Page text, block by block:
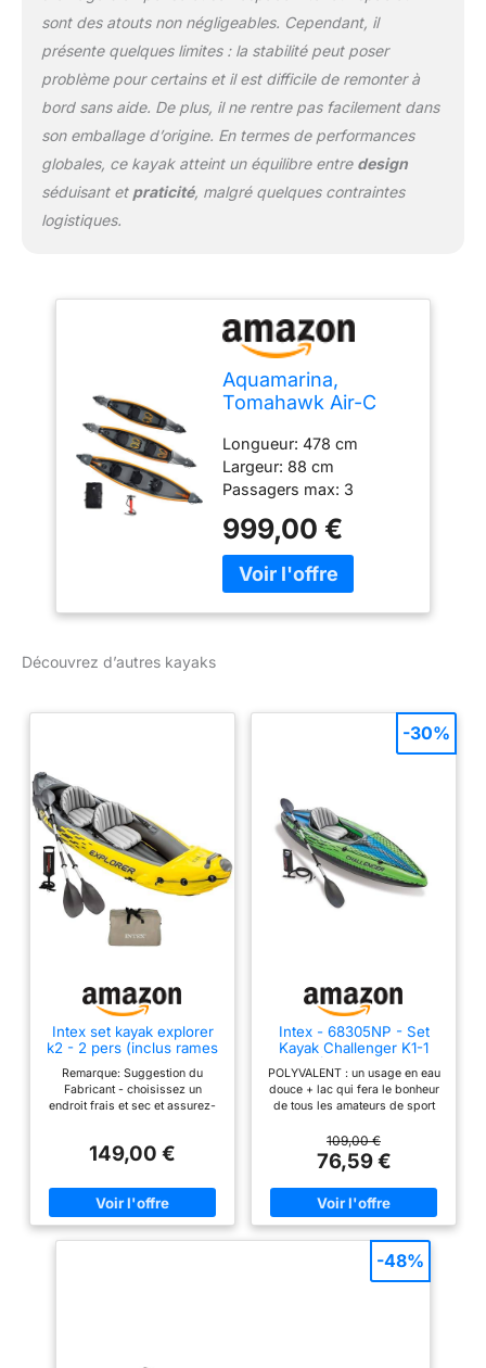
sont des atouts non négligeables. Cependant, il
présente quelques limites : la stabilité peut poser
problème pour certains et il est difficile de remonter à
bord sans aide. De plus, il ne rentre pas facilement dans
son emballage d’origine. En termes de performances
globales, ce kayak atteint un équilibre entre design
séduisant et praticité, malgré quelques contraintes
logistiques.
Aquamarina,
Tomahawk Air-C
Longueur: 478 cm
Largeur: 88 cm
Passagers max: 3
kg; Poids: 24.7 kg Tubes:
3 + 2; sièges amovibles:
999,00 €
Découvrez d’autres kayaks
Intex set kayak explorer
k2 - 2 pers (inclus rames
Remarque: Suggestion du
Fabricant - choisissez un
endroit frais et sec et assurez-
et dégonflage facile grâce à
avirons, une pompe, une corde
d'arrimage et un kit de
réparation
149,00 €
Intex - 68305NP - Set
Kayak Challenger K1-1
Pers (Inclus Rame Et
Gonfleur)
POLYVALENT : un usage en eau
douce + lac qui fera le bonheur
de tous les amateurs de sport
assise et dossier gonflables
amovibles et ajustables
PRATIQUE : format compact une
fois dégonflé et facilement
transportable grâce à son sac
de transport inclus SOLIDITÉ :
permet au kayak de résister à la
plupart des évènements et
perdurer à travers les saisons
109,00 €
76,59 €
-30%
-48%